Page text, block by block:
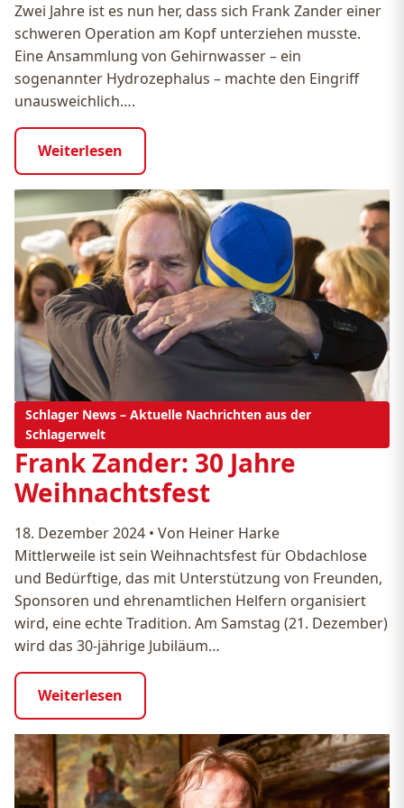
Zwei Jahre ist es nun her, dass sich Frank Zander einer
schweren Operation am Kopf unterziehen musste.
Eine Ansammlung von Gehirnwasser – ein
sogenannter Hydrozephalus – machte den Eingriff
unausweichlich….
Weiterlesen
Schlager News – Aktuelle Nachrichten aus der
Schlagerwelt
Frank Zander: 30 Jahre
Weihnachtsfest
18. Dezember 2024 • Von Heiner Harke
Mittlerweile ist sein Weihnachtsfest für Obdachlose
und Bedürftige, das mit Unterstützung von Freunden,
Sponsoren und ehrenamtlichen Helfern organisiert
wird, eine echte Tradition. Am Samstag (21. Dezember)
wird das 30-jährige Jubiläum…
Weiterlesen